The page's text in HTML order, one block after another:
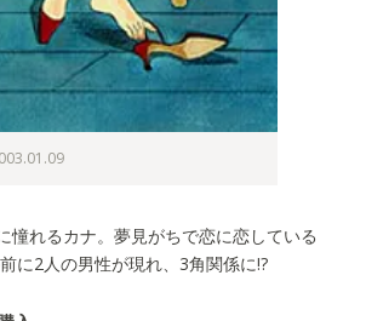
憧れるカナ。夢見がちで恋に恋している
に2人の男性が現れ、3角関係に!?